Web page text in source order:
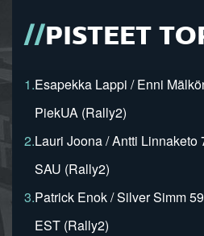
PISTEET
1.Esapekka Lappi / Enni
PiekUA (Rally2)
2.Lauri Joona / Antti Linnaketo
SAU (Rally2)
3.Patrick Enok / Silver Simm
EST (Rally2)